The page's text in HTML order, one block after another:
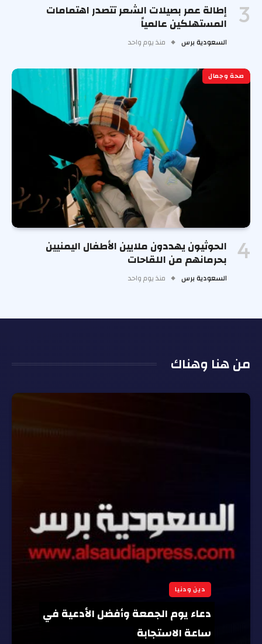
إطالة عمر بصيلات الشعر تتصدر اهتمامات
المستهلكين عالمياً
السعودية برس منذ يوم واحد
صحة وجمال
الحوثيون يهددون ملايين الأطفال اليمنيين
بحرمانهم من اللقاحات
السعودية برس منذ يوم واحد
من هنا وهناك
دين ودنيا
دعاء يوم الجمعة وأفضل الأدعية في
ساعة الاستجابة